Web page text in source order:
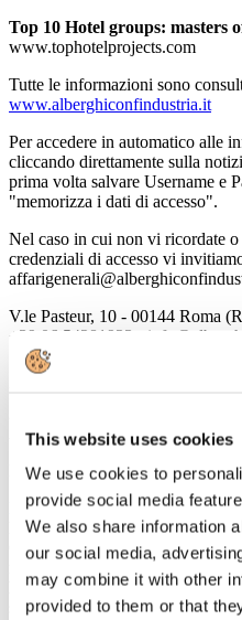
This website uses cookies
We use cookies to
provide social media
We also share information
our social media,
may combine it with other
provided to them or that
Top 10 Hotel groups: masters
www.tophotelprojects.com
Tutte le informazioni sono
www.alberghiconfindustria.it
Per accedere in automatico alle
cliccando direttamente sulla
prima volta salvare Username e
"memorizza i dati di accesso".
Nel caso in cui non vi ricordate
credenziali di accesso vi
V.le Pasteur, 10 - 00144 Roma
+39.06.54281933 -
Associazione Italiana
Newsletter N. 43 del 10/03/2016
News
ISTAT: Nota mensile n. 2/2016
On line la Nota mensile
mese di febbraio 2016
Bando per la gestione delle
scadenza presentazione offerte